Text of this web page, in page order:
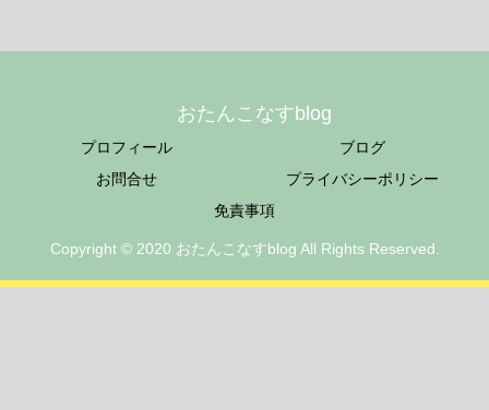
おたんこなすblog
プロフィール
ブログ
お問合せ
プライバシーポリシー
免責事項
Copyright © 2020 おたんこなすblog All Rights Reserved.